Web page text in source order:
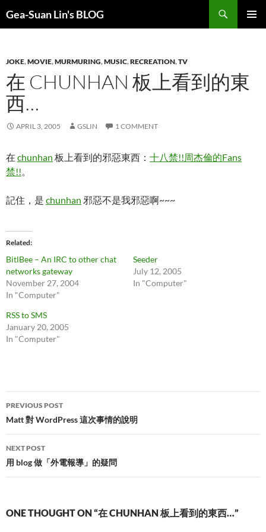
Gea-Suan Lin's BLOG
JOKE,MOVIE,MURMURING,MUSIC,RECREATION,TV
在 CHUNHAN 板上看到的東
西…
APRIL 3, 2005 GSLIN 1 COMMENT
在 chunhan 板上看到的邪惡東西： 十八禁!!周杰倫的Fans
禁!!。
記住，是 chunhan 邪惡不是我邪惡啊~~~
Related
BitlBee – An IRC to other chat
networks gateway
November 27, 2004
In "Computer"
Seeder
July 12, 2005
In "Computer"
RSS to SMS
January 20, 2005
In "Computer"
Post
navigation
PREVIOUS POST
Matt 對 WordPress 這次事情的說明
NEXT POST
用 blog 做「外電報導」的疑問
ONE THOUGHT ON “在 CHUNHAN 板上看到的東西…”